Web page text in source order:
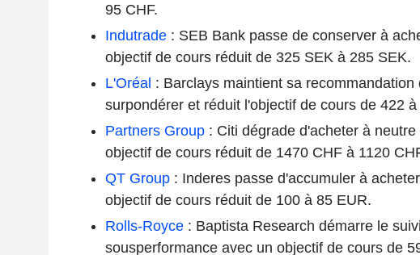
95 CHF.
Indutrade: SEB Bank passe de conserver à
objectif de cours réduit de 325 SEK à 285 SEK.
L'Oréal : Barclays maintient sa recommandation
surpondérer et réduit l'objectif de cours de 422
Partners Group: Citi dégrade d'acheter à neutre
objectif de cours réduit de 1470 CHF à 1120
QT Group: Inderes passe d'accumuler à
objectif de cours réduit de 100 à 85 EUR.
Rolls-Royce: Baptista Research démarre le
sousperformance avec un objectif de cours de